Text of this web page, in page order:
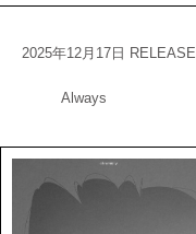
2025年12月17日 RELEASE
Always